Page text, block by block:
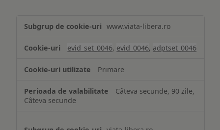
www.viata-libera.ro
evid_set_0046, evid_0046, adptset_0046
Primare
Câteva secunde, 90 zile,
Câteva secunde